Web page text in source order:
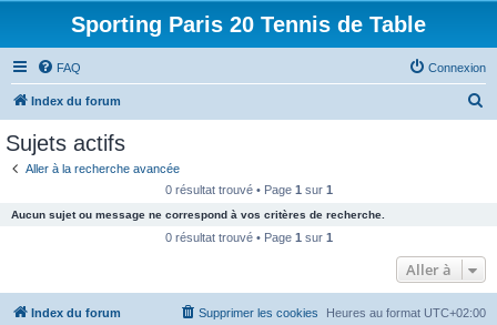
Sporting Paris 20 Tennis de Table
FAQ Connexion
Index du forum
c
e
Sujets actifs
Aller à la recherche avancée
0 résultat trouvé • Page 1 sur 1
Aucun sujet ou message ne correspond à vos critères de recherche.
0 résultat trouvé • Page 1 sur 1
Aller à
Index du forum Heures au format UTC+02:00
Supprimer les cookies